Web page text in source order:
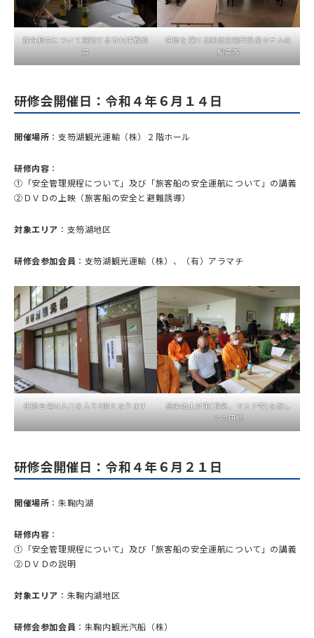
救命胴衣について説明する市村事務局
員
研修を受ける㈱然別湖畔温泉ホテルの
船員等
研修会開催日：令和４年６月１４日
開催場所 ：支笏湖観光運輸（株）２階ホール
研修内容 ：
①「安全管理規程について」及び「旅客船の安全運航について」の講義
②ＤＶＤの上映（旅客船の安全と避難誘導）
対象エリア ：支笏湖地区
研修会参加会員 ：支笏湖観光運輸（株）、（有）アラマチ
研修会場は入口を入り2階となります
感染防止対策(換気、マスク等)を施し
ての研修
研修会開催日：令和４年６月２１日
開催場所 ：朱鞠内湖
研修内容 ：
①「安全管理規程について」及び「旅客船の安全運航について」の講義
②ＤＶＤの説明
対象エリア ：朱鞠内湖地区
研修会参加会員 ：朱鞠内観光汽船（株）